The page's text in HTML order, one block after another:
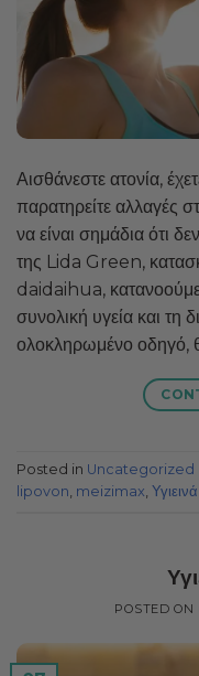
Αισθάνεστε ατονία,
παρατηρείτε αλλαγές
να είναι σημάδια ότι
της Lida Green,
daidaihua,
συνολική υγεία και τη
ολοκληρωμένο οδηγό,
Posted in Uncategorized
lipovon meizimax
POSTED ON